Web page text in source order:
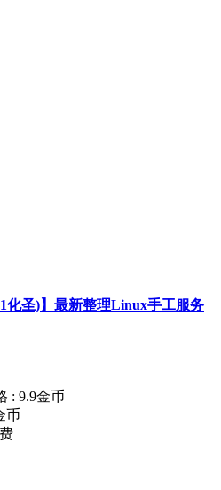
化圣)】最新整理Linux手工服务
: 9.9金币
币